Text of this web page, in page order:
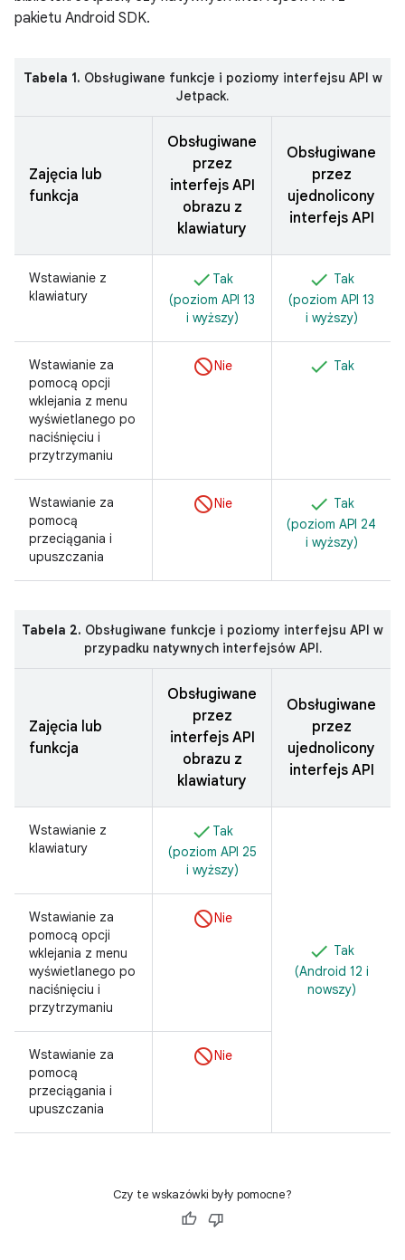
pakietu Android SDK.
Tabela 1. Obsługiwane funkcje i poziomy interfejsu API w
Jetpack.
Zajęcia lub
funkcja
Obsługiwane
przez
interfejs API
obrazu z
klawiatury
Obsługiwane
przez
ujednolicony
interfejs API
Wstawianie z
klawiatury
Tak
(poziom API 13
i wyższy)
Tak
(poziom API 13
i wyższy)
Wstawianie za
pomocą opcji
wklejania z menu
wyświetlanego po
naciśnięciu i
przytrzymaniu
Nie Tak
Wstawianie za
pomocą
przeciągania i
upuszczania
Nie
Tak
(poziom API 24
i wyższy)
Tabela 2. Obsługiwane funkcje i poziomy interfejsu API w
przypadku natywnych interfejsów API.
Zajęcia lub
funkcja
Obsługiwane
przez
interfejs API
obrazu z
klawiatury
Obsługiwane
przez
ujednolicony
interfejs API
Wstawianie z
klawiatury
Tak
(poziom API 25
i wyższy)
Tak
(Android 12 i
nowszy)
Wstawianie za
pomocą opcji
wklejania z menu
wyświetlanego po
naciśnięciu i
przytrzymaniu
Nie
Wstawianie za
pomocą
przeciągania i
upuszczania
Nie
Czy te wskazówki były pomocne?